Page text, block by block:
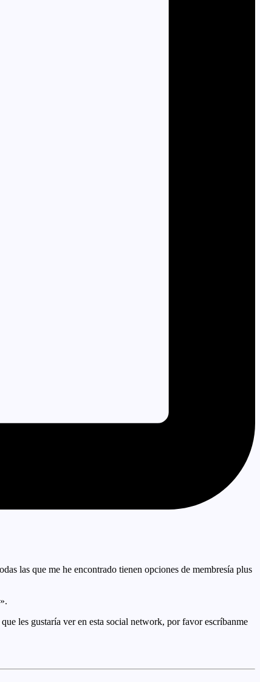
las que me he encontrado tienen opciones de membresía plus
les gustaría ver en esta social network, por favor escríbanme